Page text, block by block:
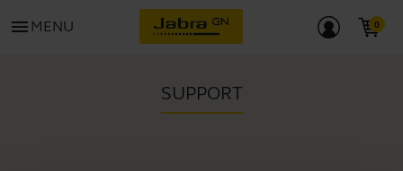
menu MENU
SUPPORT